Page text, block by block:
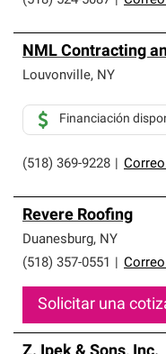
NML Contracting
Louvonville, NY
(518) 369-9228
Financiación
Revere Roofing
Duanesburg, NY
(518) 357-0551
Solicitar una